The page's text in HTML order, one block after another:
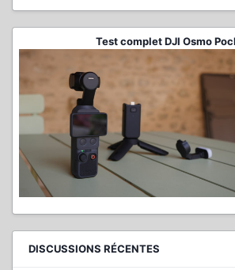
Test complet DJI Osmo
DISCUSSIONS RÉCENTES